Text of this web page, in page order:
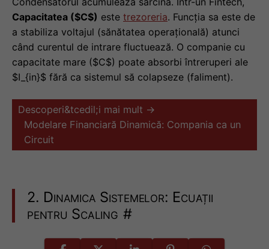
Capacitatea ($C$) este trezoreria. Funcția sa este de
a stabiliza voltajul (sănătatea operațională) atunci
când curentul de intrare fluctuează. O companie cu
capacitate mare ($C$) poate absorbi întreruperi ale
$I_{in}$ fără ca sistemul să colapseze (faliment).
Descoperi&tcedil;i mai mult →
Modelare Financiară Dinamică: Compania ca un
Circuit
2. Dinamica Sistemelor: Ecuații
pentru Scaling #